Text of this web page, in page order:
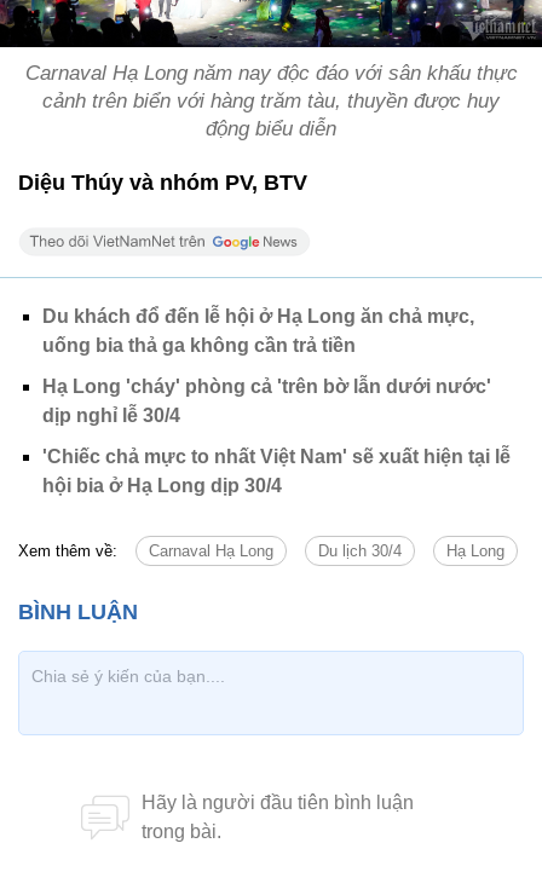
Carnaval Hạ Long năm nay độc đáo với sân khấu thực
cảnh trên biển với hàng trăm tàu, thuyền được huy
động biểu diễn
Diệu Thúy và nhóm PV, BTV
Du khách đổ đến lễ hội ở Hạ Long ăn chả mực,
uống bia thả ga không cần trả tiền
Hạ Long 'cháy' phòng cả 'trên bờ lẫn dưới nước'
dịp nghỉ lễ 30/4
'Chiếc chả mực to nhất Việt Nam' sẽ xuất hiện tại lễ
hội bia ở Hạ Long dịp 30/4
Xem thêm về: Carnaval Hạ Long Du lịch 30/4 Hạ Long